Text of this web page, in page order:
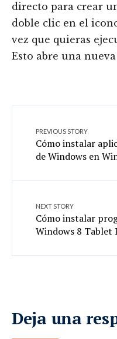
directo para crear
doble clic en el
vez que quieras
Esto abre una
PREVIOUS STORY
Cómo instalar
de Windows en
NEXT STORY
Cómo instalar
Windows 8 Tablet
Deja una